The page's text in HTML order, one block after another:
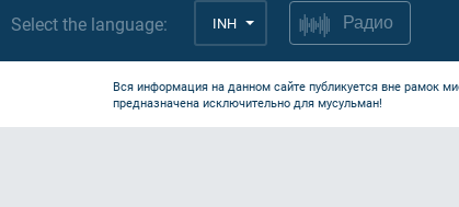
Select the language: INH Радио
Вся информация на данном сайте публикуется вне рамок
предназначена исключительно для мусульман!